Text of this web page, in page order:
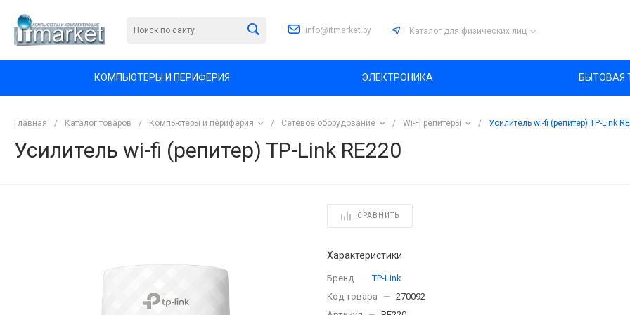
info@itmarket.by Каталог для физических лиц
КОМПЬЮТЕРЫ И ПЕРИФЕРИЯ ЭЛЕКТРОНИКА БЫТОВАЯ
Главная / Каталог товаров / Компьютеры и периферия / Сетевое оборудование / Wi-Fi репитеры / Усилитель wi-fi (репитер) TP-Link
Усилитель wi-fi (репитер) TP-Link RE220
СРАВНИТЬ
Характеристики
Бренд — TP-Link
Код товара
— 270092